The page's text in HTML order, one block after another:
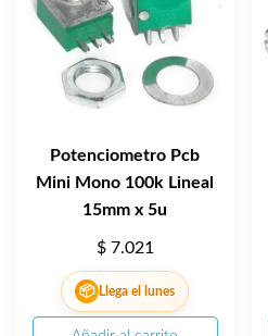
Potenciometro Pcb
Mini Mono 100k Lineal
15mm x 5u
$7.021
📦 Llega el lunes